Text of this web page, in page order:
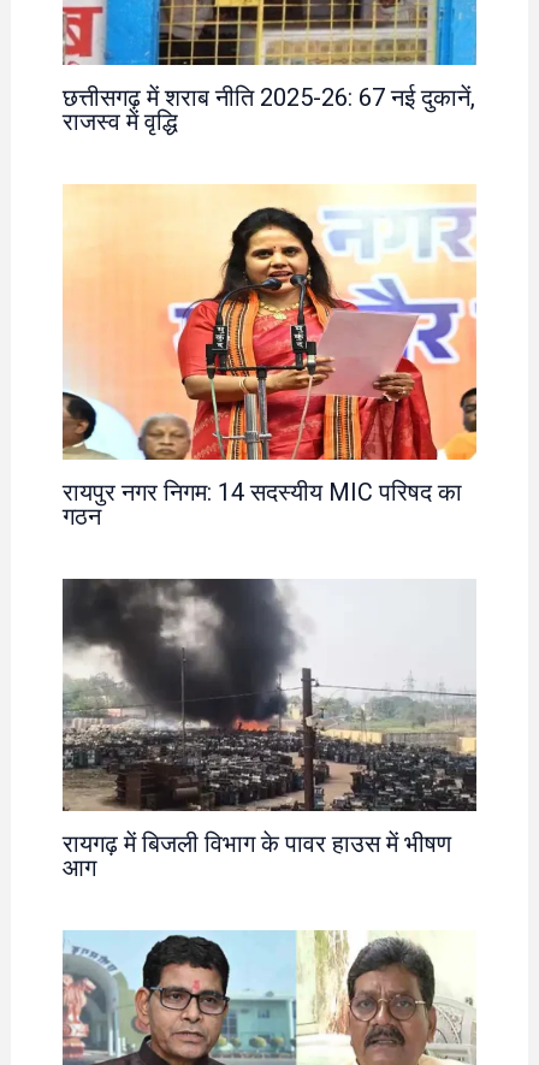
छत्तीसगढ़ में शराब नीति 2025-26: 67 नई दुकानें,
राजस्व में वृद्धि
रायपुर नगर निगम: 14 सदस्यीय MIC परिषद का
गठन
रायगढ़ में बिजली विभाग के पावर हाउस में भीषण
आग